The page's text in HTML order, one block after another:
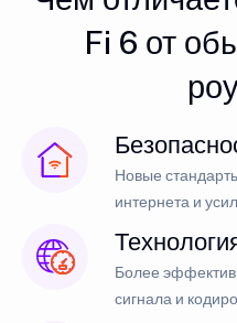
Fi 6 от
Новые
интернета и
Более
сигнала и